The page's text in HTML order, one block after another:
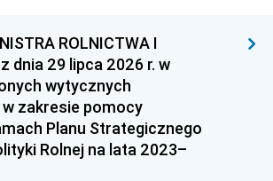
ROLNICTWA I
dnia 29 lipca 2026 r. w
wytycznych
zakresie pomocy
Planu Strategicznego
Rolnej na lata 2023–